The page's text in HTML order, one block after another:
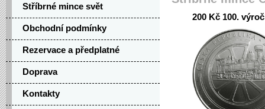
Stříbrné mince svět
Obchodní podmínky
Rezervace a předplatné
Doprava
Kontakty
200 Kč 100.